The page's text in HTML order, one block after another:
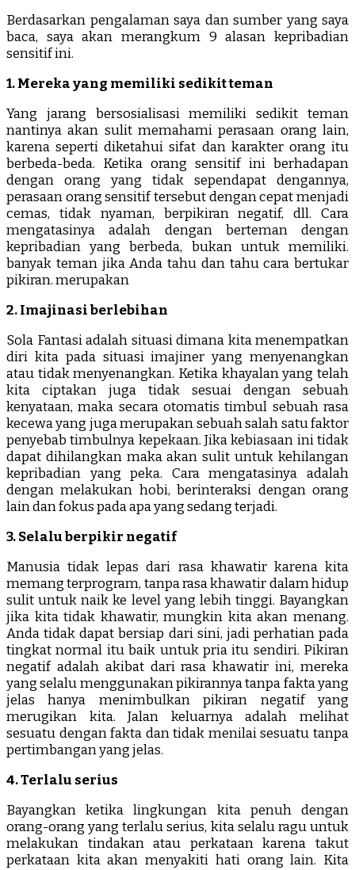
Berdasarkan pengalaman saya dan sumber yang saya
baca, saya akan merangkum 9 alasan kepribadian
sensitif ini.
1. Mereka yang memiliki sedikit teman
Yang jarang bersosialisasi memiliki sedikit teman
nantinya akan sulit memahami perasaan orang lain,
karena seperti diketahui sifat dan karakter orang itu
berbeda-beda. Ketika orang sensitif ini berhadapan
dengan orang yang tidak sependapat dengannya,
perasaan orang sensitif tersebut dengan cepat menjadi
cemas, tidak nyaman, berpikiran negatif, dll. Cara
mengatasinya adalah dengan berteman dengan
kepribadian yang berbeda, bukan untuk memiliki.
banyak teman jika Anda tahu dan tahu cara bertukar
pikiran. merupakan
2. Imajinasi berlebihan
Sola Fantasi adalah situasi dimana kita menempatkan
diri kita pada situasi imajiner yang menyenangkan
atau tidak menyenangkan. Ketika khayalan yang telah
kita ciptakan juga tidak sesuai dengan sebuah
kenyataan, maka secara otomatis timbul sebuah rasa
kecewa yang juga merupakan sebuah salah satu faktor
penyebab timbulnya kepekaan. Jika kebiasaan ini tidak
dapat dihilangkan maka akan sulit untuk kehilangan
kepribadian yang peka. Cara mengatasinya adalah
dengan melakukan hobi, berinteraksi dengan orang
lain dan fokus pada apa yang sedang terjadi.
3. Selalu berpikir negatif
Manusia tidak lepas dari rasa khawatir karena kita
memang terprogram, tanpa rasa khawatir dalam hidup
sulit untuk naik ke level yang lebih tinggi. Bayangkan
jika kita tidak khawatir, mungkin kita akan menang.
Anda tidak dapat bersiap dari sini, jadi perhatian pada
tingkat normal itu baik untuk pria itu sendiri. Pikiran
negatif adalah akibat dari rasa khawatir ini, mereka
yang selalu menggunakan pikirannya tanpa fakta yang
jelas hanya menimbulkan pikiran negatif yang
merugikan kita. Jalan keluarnya adalah melihat
sesuatu dengan fakta dan tidak menilai sesuatu tanpa
pertimbangan yang jelas.
4. Terlalu serius
Bayangkan ketika lingkungan kita penuh dengan
orang-orang yang terlalu serius, kita selalu ragu untuk
melakukan tindakan atau perkataan karena takut
perkataan kita akan menyakiti hati orang lain. Kita